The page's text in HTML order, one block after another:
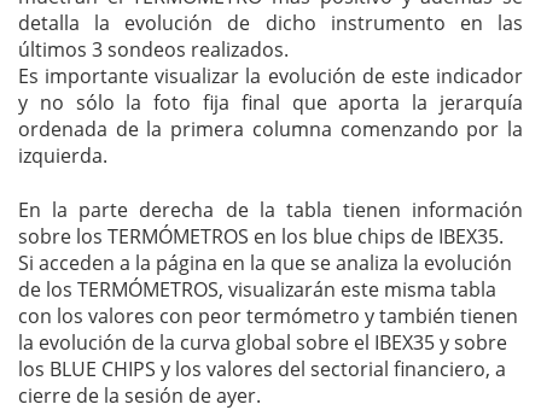
detalla la evolución de dicho instrumento en las
últimos 3 sondeos realizados.
Es importante visualizar la evolución de este indicador
y no sólo la foto fija final que aporta la jerarquía
ordenada de la primera columna comenzando por la
izquierda.
En la parte derecha de la tabla tienen información
sobre los TERMÓMETROS en los blue chips de IBEX35.
Si acceden a la página en la que se analiza la evolución
de los TERMÓMETROS, visualizarán este misma tabla
con los valores con peor termómetro y también tienen
la evolución de la curva global sobre el IBEX35 y sobre
los BLUE CHIPS y los valores del sectorial financiero, a
cierre de la sesión de ayer.